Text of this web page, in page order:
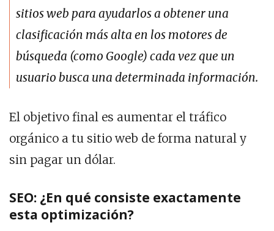
sitios web para ayudarlos a obtener una
clasificación más alta en los motores de
búsqueda (como Google) cada vez que un
usuario busca una determinada información.
El objetivo final es aumentar el tráfico
orgánico a tu sitio web de forma natural y
sin pagar un dólar.
SEO: ¿En qué consiste exactamente
esta optimización?